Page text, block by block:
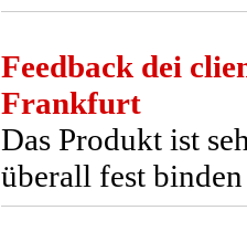
Feedback dei
Frankfurt
Das Produkt ist
überall fest